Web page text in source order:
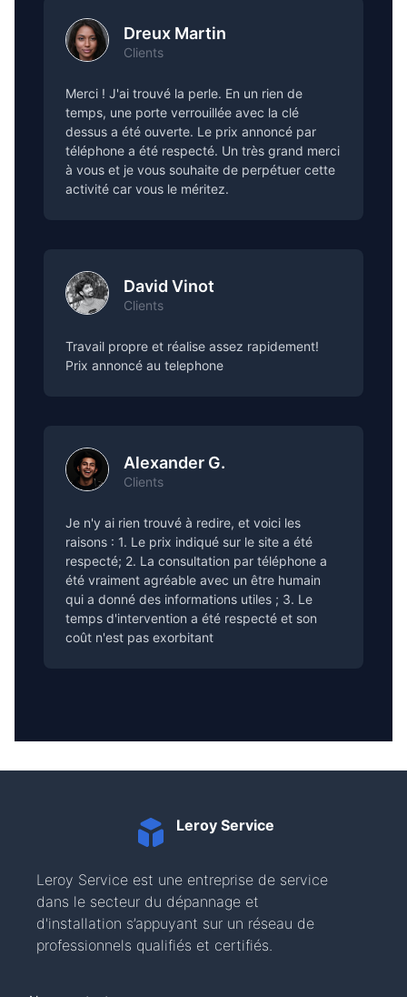
Dreux Martin
Clients
Merci ! J'ai trouvé la perle. En un rien de
temps, une porte verrouillée avec la clé
dessus a été ouverte. Le prix annoncé par
téléphone a été respecté. Un très grand merci
à vous et je vous souhaite de perpétuer cette
activité car vous le méritez.
David Vinot
Clients
Travail propre et réalise assez rapidement!
Prix annoncé au telephone
Alexander G.
Clients
Je n'y ai rien trouvé à redire, et voici les
raisons : 1. Le prix indiqué sur le site a été
respecté; 2. La consultation par téléphone a
été vraiment agréable avec un être humain
qui a donné des informations utiles ; 3. Le
temps d'intervention a été respecté et son
coût n'est pas exorbitant
Leroy Service
Leroy Service est une entreprise de service
dans le secteur du dépannage et
d'installation s’appuyant sur un réseau de
professionnels qualifiés et certifiés.